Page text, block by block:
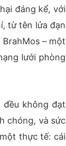
đáng kể, với
từ tên lửa đạn
– một
lưới phòng
không đạt
chóng, và sức
thực tế: cái